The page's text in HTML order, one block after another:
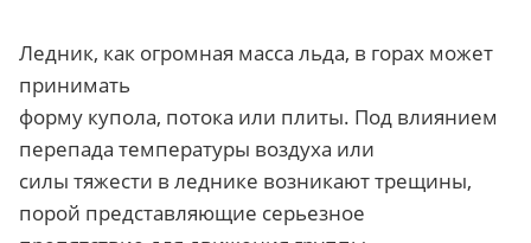
Ледник, как огромная масса льда, в горах может
принимать
форму купола, потока или плиты. Под влиянием
перепада температуры воздуха или
силы тяжести в леднике возникают трещины,
порой представляющие серьезное